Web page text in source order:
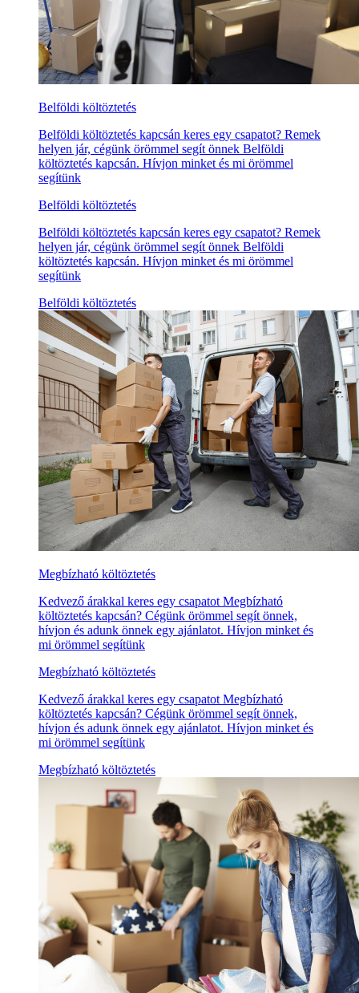
Belföldi költöztetés
Belföldi költöztetés kapcsán keres egy csapatot? Remek
helyen jár, cégünk örömmel segít önnek Belföldi
költöztetés kapcsán. Hívjon minket és mi örömmel
segítünk
Belföldi költöztetés
Belföldi költöztetés kapcsán keres egy csapatot? Remek
helyen jár, cégünk örömmel segít önnek Belföldi
költöztetés kapcsán. Hívjon minket és mi örömmel
segítünk
Belföldi költöztetés
Megbízható költöztetés
Kedvező árakkal keres egy csapatot Megbízható
költöztetés kapcsán? Cégünk örömmel segít önnek,
hívjon és adunk önnek egy ajánlatot. Hívjon minket és
mi örömmel segítünk
Megbízható költöztetés
Kedvező árakkal keres egy csapatot Megbízható
költöztetés kapcsán? Cégünk örömmel segít önnek,
hívjon és adunk önnek egy ajánlatot. Hívjon minket és
mi örömmel segítünk
Megbízható költöztetés